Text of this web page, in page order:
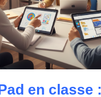
en classe :